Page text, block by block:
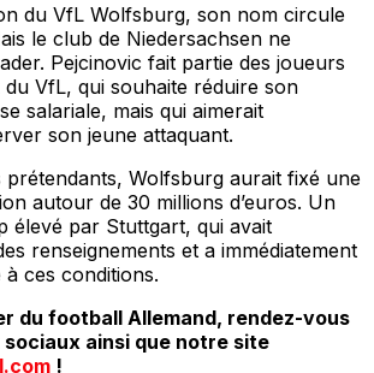
du VfL Wolfsburg, son nom circule
le club de Niedersachsen ne
Pejcinovic fait partie des joueurs
VfL, qui souhaite réduire son
salariale, mais qui aimerait
son jeune attaquant.
Wolfsburg aurait fixé une
autour de 30 millions d’euros. Un
élevé par Stuttgart, qui avait
renseignements et a immédiatement
ces conditions.
du football Allemand, rendez-vous
ainsi que notre site
!